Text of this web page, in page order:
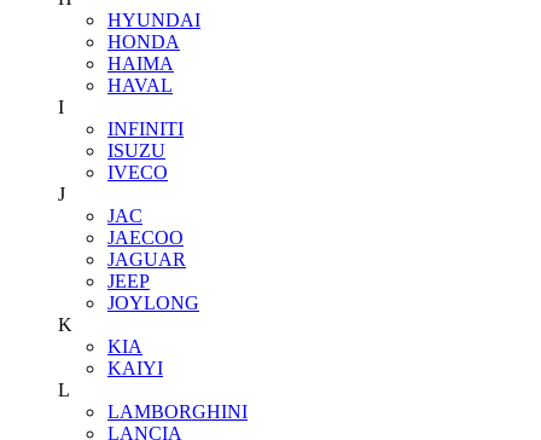
HYUNDAI
HONDA
HAIMA
HAVAL
I
INFINITI
ISUZU
IVECO
J
JAC
JAECOO
JAGUAR
JEEP
JOYLONG
K
KIA
KAIYI
L
LAMBORGHINI
LANCIA